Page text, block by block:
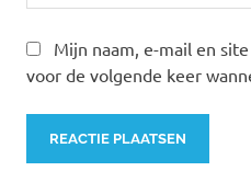
Mijn naam, e-mail en
voor de volgende keer